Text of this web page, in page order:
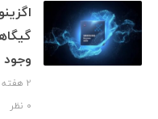
وجود
2 هفته قبل
۰ نظر